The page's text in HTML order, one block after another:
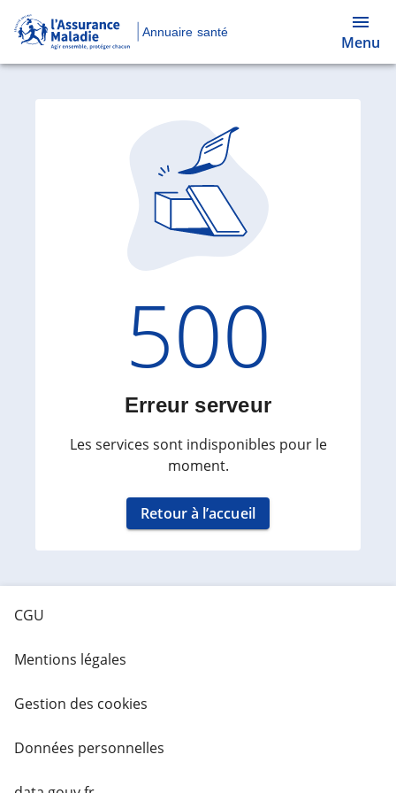
Annuaire santé
Menu
Code
500
Erreur serveur
Les services sont indisponibles pour le
moment.
Retour à l’accueil
CGU
Mentions légales
Gestion des cookies
Données personnelles